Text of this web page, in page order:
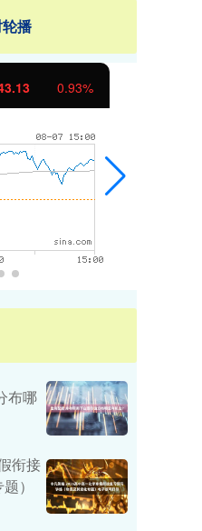
播
11.37
布哪
衔接
）